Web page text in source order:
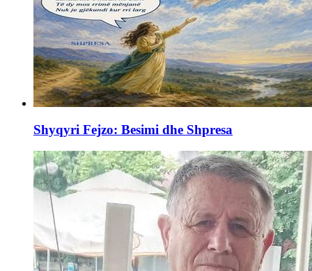
Shyqyri Fejzo: Besimi dhe Shpresa